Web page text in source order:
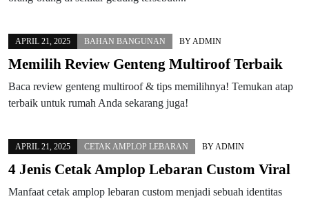
APRIL 21, 2025 BAHAN BANGUNAN BYADMIN
Memilih Review Genteng Multiroof Terbaik
Baca review genteng multiroof & tips memilihnya! Temukan atap
terbaik untuk rumah Anda sekarang juga!
APRIL 21, 2025 CETAK AMPLOP LEBARAN BYADMIN
4 Jenis Cetak Amplop Lebaran Custom Viral
Manfaat cetak amplop lebaran custom menjadi sebuah identitas